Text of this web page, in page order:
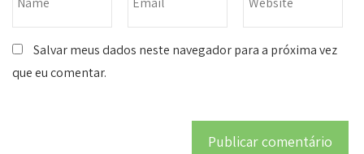
Salvar meus dados neste navegador para a próxima vez
que eu comentar.